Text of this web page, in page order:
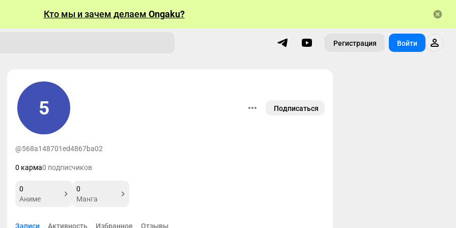
Кто мы и зачем делаем Ongaku?
Регистрация Войти
5 Подписаться
@568a148701ed4867ba02
0 карма0 подписчиков
0
Аниме
0
Манга
Записи Активность Избранное Отзывы